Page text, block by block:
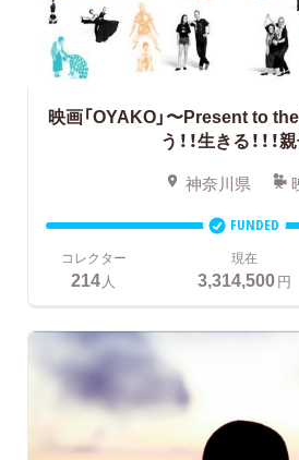
映画「OYAKO」〜Present to
う！！生きる！！！
神奈川県
FUNDED
コレクター
214 人
現在
3,314,500円